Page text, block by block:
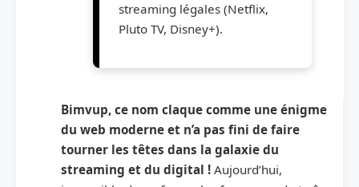
streaming légales (Netflix,
Pluto TV, Disney+).
Bimvup, ce nom claque comme une énigme
du web moderne et n’a pas fini de faire
tourner les têtes dans la galaxie du
streaming et du digital ! Aujourd’hui,